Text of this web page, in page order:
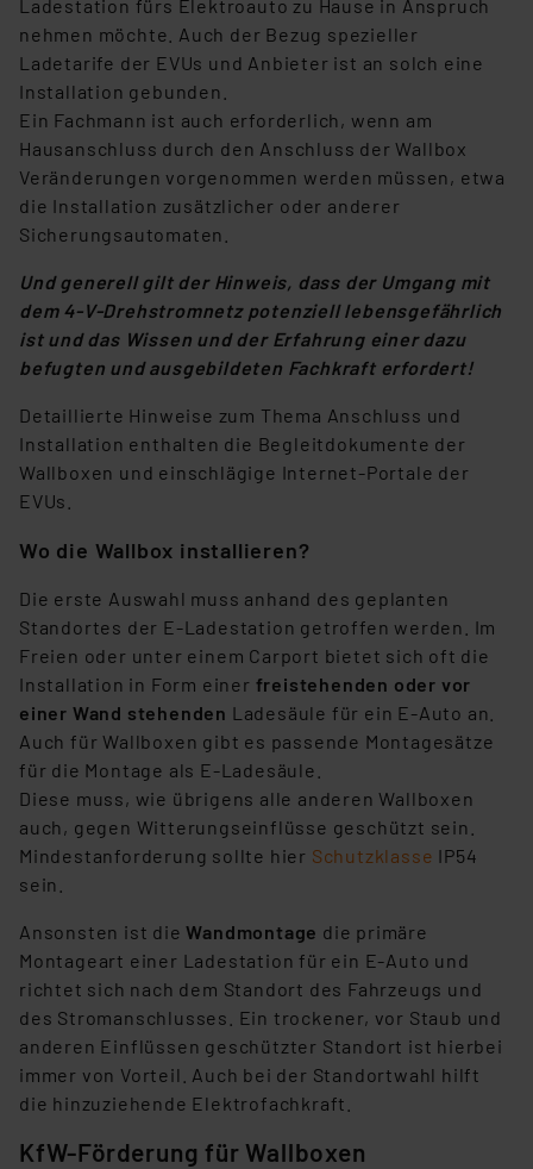
Ladestation fürs Elektroauto zu Hause in Anspruch
nehmen möchte. Auch der Bezug spezieller
Ladetarife der EVUs und Anbieter ist an solch eine
Installation gebunden.
Ein Fachmann ist auch erforderlich, wenn am
Hausanschluss durch den Anschluss der Wallbox
Veränderungen vorgenommen werden müssen, etwa
die Installation zusätzlicher oder anderer
Sicherungsautomaten.
Und generell gilt der Hinweis, dass der Umgang mit
dem 4-V-Drehstromnetz potenziell lebensgefährlich
ist und das Wissen und der Erfahrung einer dazu
befugten und ausgebildeten Fachkraft erfordert!
Detaillierte Hinweise zum Thema Anschluss und
Installation enthalten die Begleitdokumente der
Wallboxen und einschlägige Internet-Portale der
EVUs.
Wo die Wallbox installieren?
Die erste Auswahl muss anhand des geplanten
Standortes der E-Ladestation getroffen werden. Im
Freien oder unter einem Carport bietet sich oft die
Installation in Form einer freistehenden oder vor
einer Wand stehenden Ladesäule für ein E-Auto an.
Auch für Wallboxen gibt es passende Montagesätze
für die Montage als E-Ladesäule.
Diese muss, wie übrigens alle anderen Wallboxen
auch, gegen Witterungseinflüsse geschützt sein.
Mindestanforderung sollte hier Schutzklasse IP54
sein.
Ansonsten ist dieWandmontage die primäre
Montageart einer Ladestation für ein E-Auto und
richtet sich nach dem Standort des Fahrzeugs und
des Stromanschlusses. Ein trockener, vor Staub und
anderen Einflüssen geschützter Standort ist hierbei
immer von Vorteil. Auch bei der Standortwahl hilft
die hinzuziehende Elektrofachkraft.
KfW-Förderung für Wallboxen